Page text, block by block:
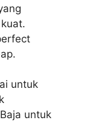
untuk
untuk